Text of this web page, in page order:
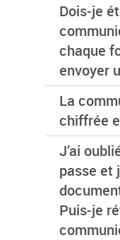
Dois-je
chaque
envoyer
La
chiffrée
J’ai
passe et
Puis-je